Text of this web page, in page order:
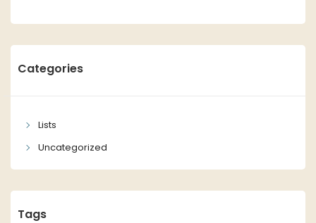
Categories
Lists
Uncategorized
Tags